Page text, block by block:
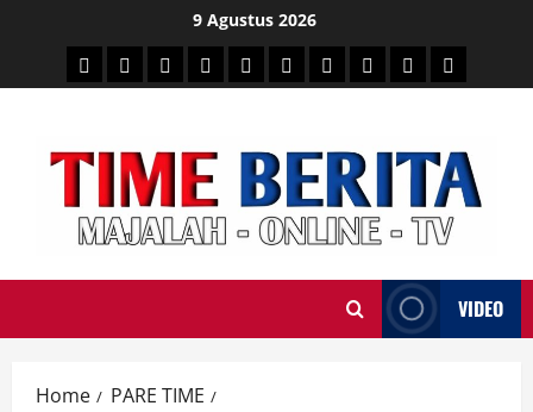
content
9 Agustus 2026
HEADLINE
PARESULSELBAR
POLITIKHUKRIMNASIONAL
PENKESSPORTAINMENT
DUNIAMEDSOS
VIDEO
Home
PARE TIME